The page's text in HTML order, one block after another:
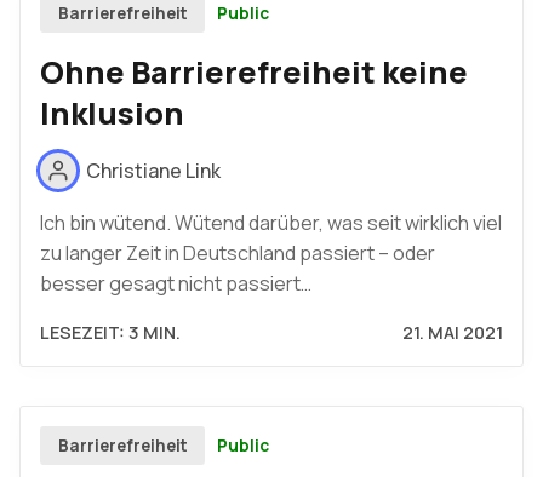
Barrierefreiheit Public
Ohne Barrierefreiheit keine
Inklusion
Christiane Link
Ich bin wütend. Wütend darüber, was seit wirklich viel
zu langer Zeit in Deutschland passiert – oder
besser gesagt nicht passiert…
LESEZEIT: 3 MIN. 21. MAI 2021
Barrierefreiheit Public